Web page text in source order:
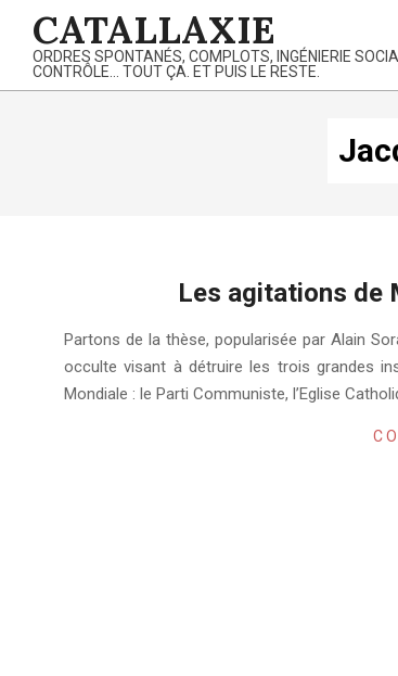
content
CATALLAXIE
ORDRES SPONTANÉS, COMPLOTS, INGÉNIERIE
CONTRÔLE… TOUT ÇA. ET PUIS LE RESTE.
Les agitations de
04-
17
Partons de la thèse, popularisée par Alain
occulte visant à détruire les trois grandes
Mondiale : le Parti Communiste, l’Eglise